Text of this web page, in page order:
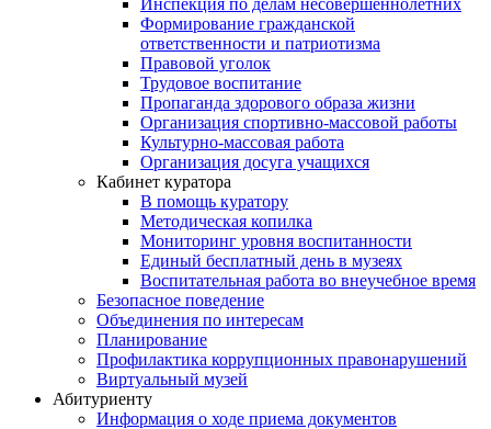
Инспекция по делам несовершеннолетних
Формирование гражданской
ответственности и патриотизма
Правовой уголок
Трудовое воспитание
Пропаганда здорового образа жизни
Организация спортивно-массовой работы
Культурно-массовая работа
Организация досуга учащихся
Кабинет куратора
В помощь куратору
Методическая копилка
Мониторинг уровня воспитанности
Единый бесплатный день в музеях
Воспитательная работа во внеучебное время
Безопасное поведение
Объединения по интересам
Планирование
Профилактика коррупционных правонарушений
Виртуальный музей
Абитуриенту
Информация о ходе приема документов